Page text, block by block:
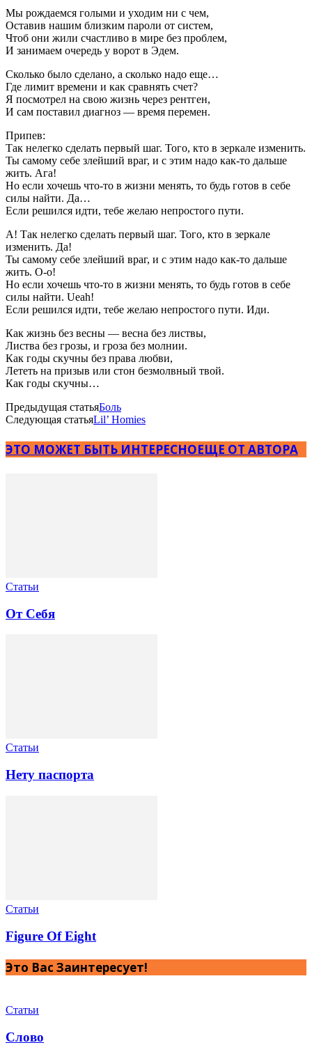
Мы рождаемся голыми и уходим ни с чем,
Оставив нашим близким пароли от систем,
Чтоб они жили счастливо в мире без проблем,
И занимаем очередь у ворот в Эдем.
Сколько было сделано, а сколько надо еще…
Где лимит времени и как сравнять счет?
Я посмотрел на свою жизнь через рентген,
И сам поставил диагноз — время перемен.
Припев:
Так нелегко сделать первый шаг. Того, кто в зеркале изменить.
Ты самому себе злейший враг, и с этим надо как-то дальше
жить. Ага!
Но если хочешь что-то в жизни менять, то будь готов в себе
силы найти. Да…
Если решился идти, тебе желаю непростого пути.
А! Так нелегко сделать первый шаг. Того, кто в зеркале
изменить. Да!
Ты самому себе злейший враг, и с этим надо как-то дальше
жить. О-о!
Но если хочешь что-то в жизни менять, то будь готов в себе
силы найти. Ueah!
Если решился идти, тебе желаю непростого пути. Иди.
Как жизнь без весны — весна без листвы,
Листва без грозы, и гроза без молнии.
Как годы скучны без права любви,
Лететь на призыв или стон безмолвный твой.
Как годы скучны…
Предыдущая статьяБоль
Следующая статьяLil’ Homies
ЭТО МОЖЕТ БЫТЬ ИНТЕРЕСНОЕЩЕ ОТ АВТОРА
Статьи
От Себя
Статьи
Нету паспорта
Статьи
Figure Of Eight
Это Вас Заинтересует!
Статьи
Слово